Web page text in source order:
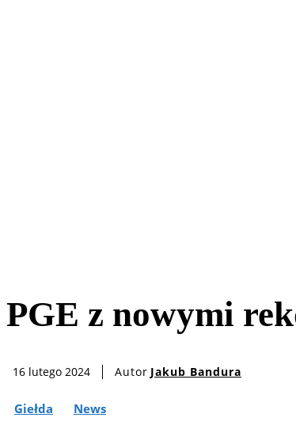
PGE z nowymi
16 lutego 2024 Autor Jakub Bandura
Giełda News